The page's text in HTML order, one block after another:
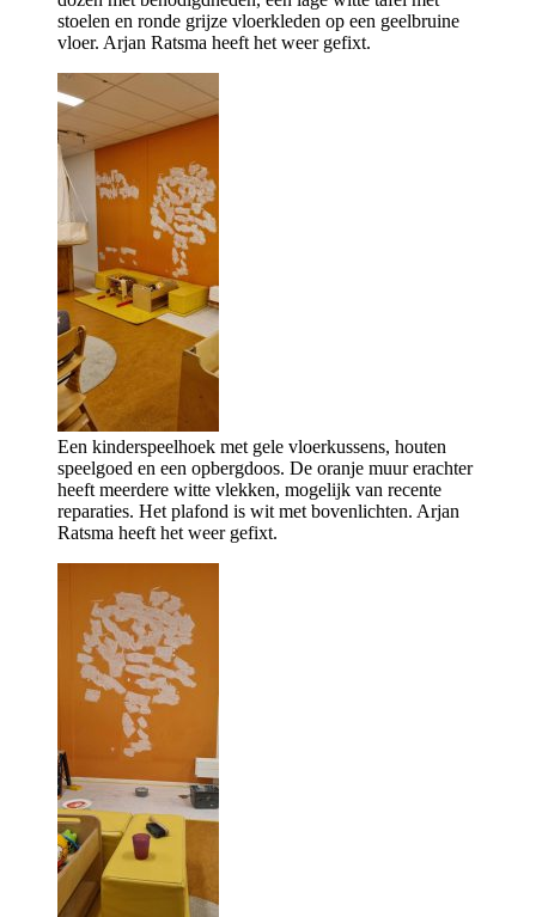
stoelen en ronde grijze vloerkleden op een geelbruine
vloer. Arjan Ratsma heeft het weer gefixt.
Een kinderspeelhoek met gele vloerkussens, houten
speelgoed en een opbergdoos. De oranje muur erachter
heeft meerdere witte vlekken, mogelijk van recente
reparaties. Het plafond is wit met bovenlichten. Arjan
Ratsma heeft het weer gefixt.